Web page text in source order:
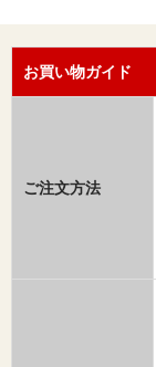
お買い物ガイド
ご注文方法